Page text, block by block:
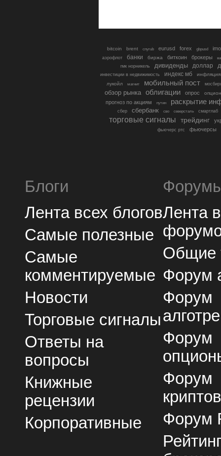
bitcoin brent cnyrub eurusd forex gbpusd
аэрофлот банки биржа биткоин брокеры
гмк норникель
дивиденды доллар
инвестиции в недвижимость индекс мб
инфляция
лукойл
магнит мобильный пост
обзор рынка облигации опрос
прогноз по акциям путин раскрытие
сбер сбербанк сво северсталь смартлаб
торговые сигналы трейдинг
фьючерс ртс фьючерсы
Блоги
Лента всех блогов
Самые полезные
Самые
комментируемые
Новости
Торговые сигналы
Ответы на
вопросы
Книжные
рецензии
Корпоративные
Лента
Общие
Форум
Форум
Форум
Форум
Форум